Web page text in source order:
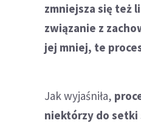
zmniejsza się też
związanie z
jej mniej, te
Jak wyjaśniła,
niektórzy do setki